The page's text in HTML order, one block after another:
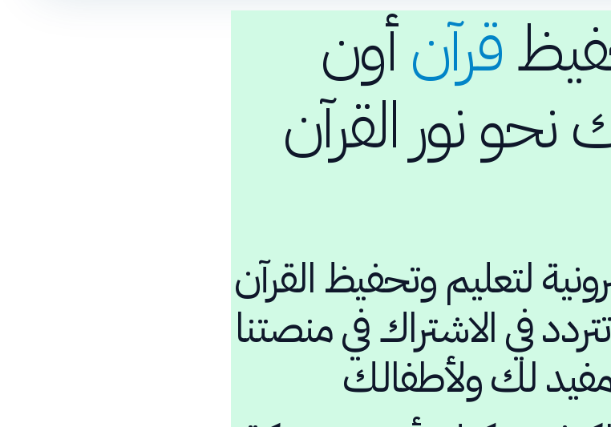
قرآنأون
نور القرآن
لتعليم وتحفيظ القرآن
في الاشتراك في منصتنا
لك ولأطفالك